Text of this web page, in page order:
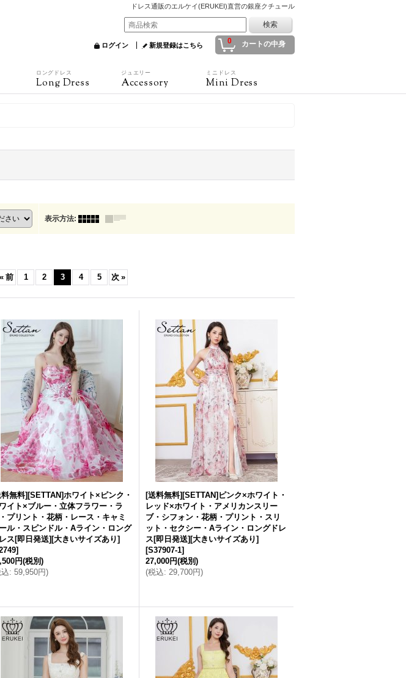
ドレス通販のエルケイ(ERUKEI)直営の銀座クチュール
0 カートの中身
ログイン 新規登録はこちら
ロングドレス
Long Dress
ジュエリー
Accessory
ミニドレス
Mini Dress
表示方法:
« 前 1 2 3 4 5 次 »
料無料][SETTAN]ホワイト×ピンク・
イト×ブルー・立体フラワー・ラ
プリント・花柄・レース・キャミ
ル・スピンドル・Aライン・ロング
レス[即日発送][大きいサイズあり]
]
円(税別)
: 59,950円)
[送料無料][SETTAN]ピンク×ホワイト・
レッド×ホワイト・アメリカンスリー
ブ・シフォン・花柄・プリント・スリ
ット・セクシー・Aライン・ロングドレ
ス[即日発送][大きいサイズあり]
[S37907-1]
27,000円(税別)
(税込: 29,700円)